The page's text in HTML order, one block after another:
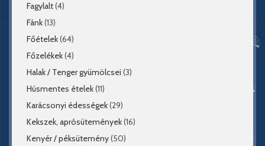
Fagylalt(4)
Fánk(13)
Főételek(64)
Főzelékek(4)
Halak / Tenger gyümölcsei (3)
Húsmentes ételek(11)
Karácsonyi édességek(29)
Kekszek, aprósütemények(16)
Kenyér / péksütemény(50)